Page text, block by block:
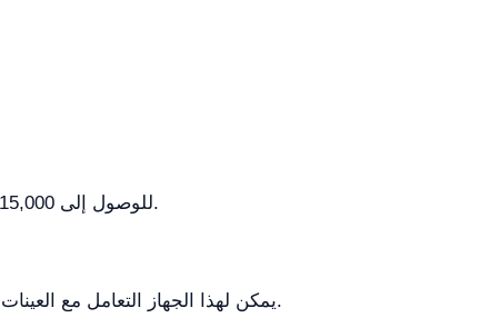
تم تصميم السرعة القصوى لجهاز الطرد المركزي YR0115-1 للوصول إلى 15,000 دورة في الدقيقة، مما يسمح بفصل فعال للعينات.
يمكن لهذا الجهاز التعامل مع العينات البيولوجية، والعينات السريرية، ومجموعة متنوعة من المواد البحثية، مما يوفر مرونة لتطبيقات المختبر المختلفة.